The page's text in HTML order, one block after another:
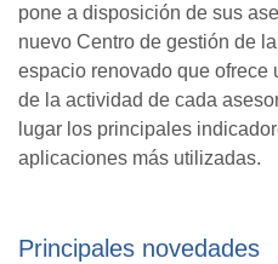
pone a disposición de sus
nuevo Centro de gestión de
espacio renovado que ofrece
de la actividad de cada
lugar los principales
aplicaciones más utilizadas.
Principales novedades